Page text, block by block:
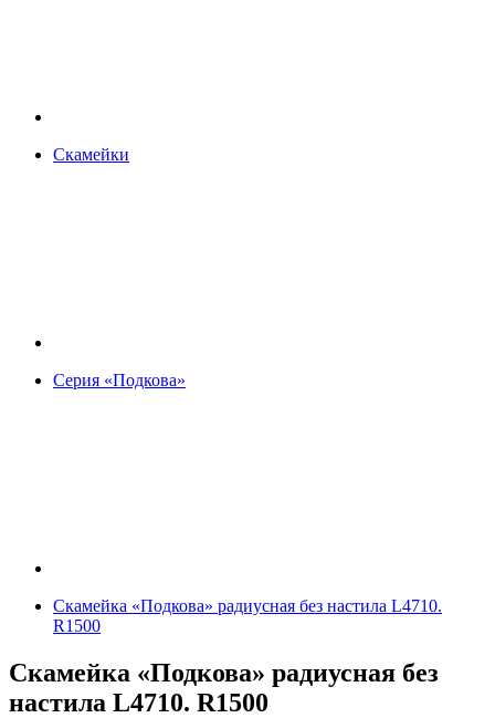
Скамейки
Серия «Подкова»
Скамейка «Подкова» радиусная без настила L4710.
R1500
Скамейка «Подкова» радиусная без
настила L4710. R1500